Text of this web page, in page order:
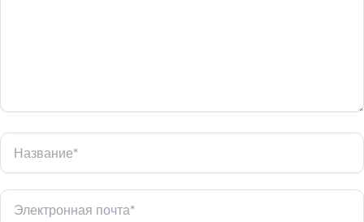
Название*
Электронная
почта*